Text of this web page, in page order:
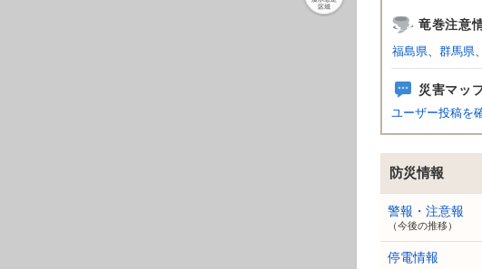
竜巻注意
福島県、 群馬県、
災害マッ
ユーザー投稿を
防災情報
警報・注意報
（今後の推移）
停電情報